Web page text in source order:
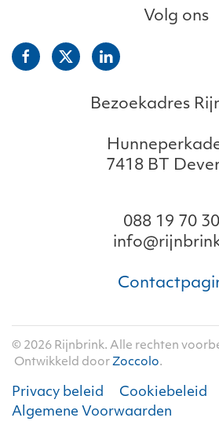
Volg ons
Bezoekadres
7418 BT
088 19 70
© 2026 Rijnbrink. Alle rechten
Ontwikkeld door Zoccolo.
Privacy beleid
Cookiebeleid
Algemene Voorwaarden